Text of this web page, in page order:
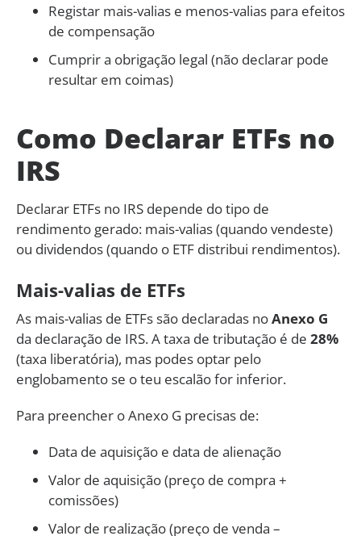
Registar mais-valias e menos-valias para efeitos
de compensação
Cumprir a obrigação legal (não declarar pode
resultar em coimas)
Como Declarar ETFs no
IRS
Declarar ETFs no IRS depende do tipo de
rendimento gerado: mais-valias (quando vendeste)
ou dividendos (quando o ETF distribui rendimentos).
Mais-valias de ETFs
As mais-valias de ETFs são declaradas noAnexo G
da declaração de IRS. A taxa de tributação é de 28%
(taxa liberatória), mas podes optar pelo
englobamento se o teu escalão for inferior.
Para preencher o Anexo G precisas de:
Data de aquisição e data de alienação
Valor de aquisição (preço de compra +
comissões)
Valor de realização (preço de venda –